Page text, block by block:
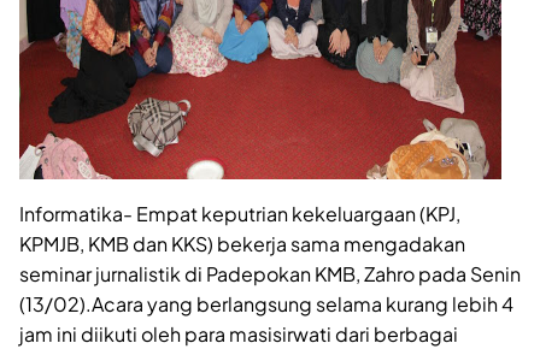
Informatika- Empat keputrian kekeluargaan (KPJ,
KPMJB, KMB dan KKS) bekerja sama mengadakan
seminar jurnalistik di Padepokan KMB, Zahro pada Senin
(13/02).Acara yang berlangsung selama kurang lebih 4
jam ini diikuti oleh para masisirwati dari berbagai